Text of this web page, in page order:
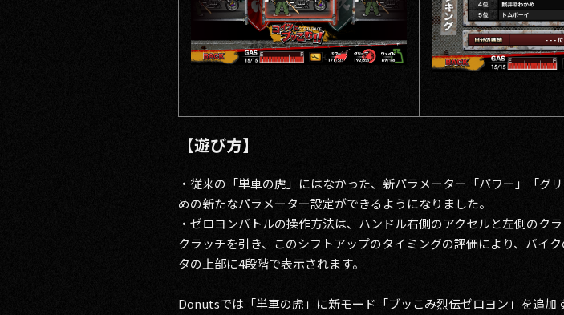
【遊び方】
・従来の「単車の虎」にはなかった、新パラメーター「パワー」「
めの新たなパラメーター設定ができるようになりました。
・ゼロヨンバトルの操作方法は、ハンドル右側のアクセルと左側のク
クラッチを引き、このシフトアップのタイミングの評価により、バイ
タの上部に4段階で表示されます。
Donutsでは「単車の虎」に新モード「ブッこみ烈伝ゼロヨン」を追